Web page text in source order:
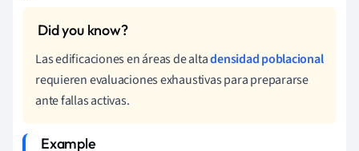
Las edificaciones en áreas de altadensidad poblacional
requieren evaluaciones exhaustivas para prepararse
ante fallas activas.